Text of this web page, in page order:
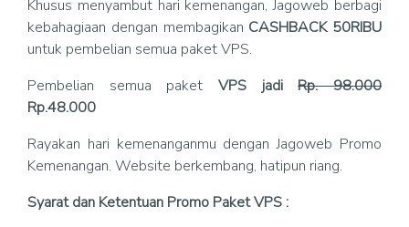
Khusus menyambut hari kemenangan, Jagoweb berbagi
kebahagiaan dengan membagikan CASHBACK 50RIBU
untuk pembelian semua paket VPS.
Pembelian semua paket VPS jadiRp. 98.000
Rp.48.000
Rayakan hari kemenanganmu dengan Jagoweb Promo
Kemenangan. Website berkembang, hatipun riang.
Syarat dan Ketentuan Promo Paket VPS :